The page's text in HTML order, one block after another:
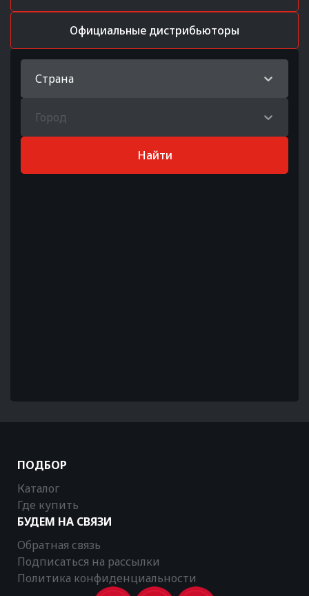
Официальные дистрибьюторы
Страна
Город
Найти
ПОДБОР
Каталог
Где купить
БУДЕМ НА СВЯЗИ
Обратная связь
Подписаться на рассылки
Политика конфиденциальности